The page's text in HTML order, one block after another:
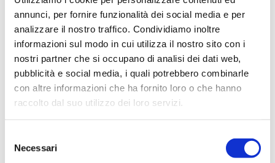
annunci, per fornire funzionalità dei social media e per
analizzare il nostro traffico. Condividiamo inoltre
informazioni sul modo in cui utilizza il nostro sito con i
nostri partner che si occupano di analisi dei dati web,
pubblicità e social media, i quali potrebbero combinarle
con altre informazioni che ha fornito loro o che hanno
raccolto dal suo utilizzo dei loro servizi.
delNecessari
perla preziosa, distesa su “quel ramo del
lago di Como”, incipit senza tempo dei
Promessi Sposi.
CATEGORIE: DONNA , FRAGRANZE
DONNA
TAG: EAU DE PARFUM